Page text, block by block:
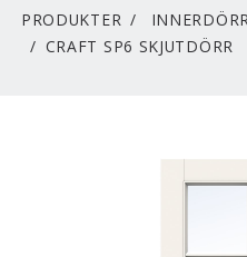
PRODUKTER
CRAFT SP6 SKJUTDÖRR